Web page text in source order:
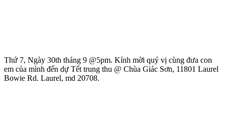
Thứ 7, Ngày 30th tháng 9 @5pm. Kính mời quý vị cùng đưa con
em của mình đến dự Tết trung thu @ Chùa Giác Sơn, 11801 Laurel
Bowie Rd. Laurel, md 20708.